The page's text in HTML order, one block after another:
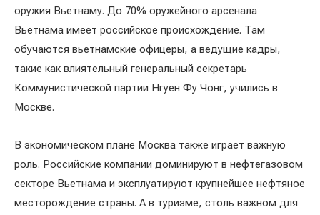
оружия Вьетнаму. До 70% оружейного арсенала
Вьетнама имеет российское происхождение. Там
обучаются вьетнамские офицеры, а ведущие кадры,
такие как влиятельный генеральный секретарь
Коммунистической партии Нгуен Фу Чонг, учились в
Москве.
В экономическом плане Москва также играет важную
роль. Российские компании доминируют в нефтегазовом
секторе Вьетнама и эксплуатируют крупнейшее нефтяное
месторождение страны. А в туризме, столь важном для